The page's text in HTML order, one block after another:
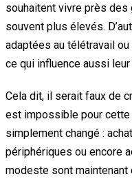
souhaitent vivre près
souvent plus élevés.
adaptées au télétravail
ce qui influence aussi
Cela dit, il serait faux de
est impossible pour
simplement changé :
périphériques ou encore
modeste sont